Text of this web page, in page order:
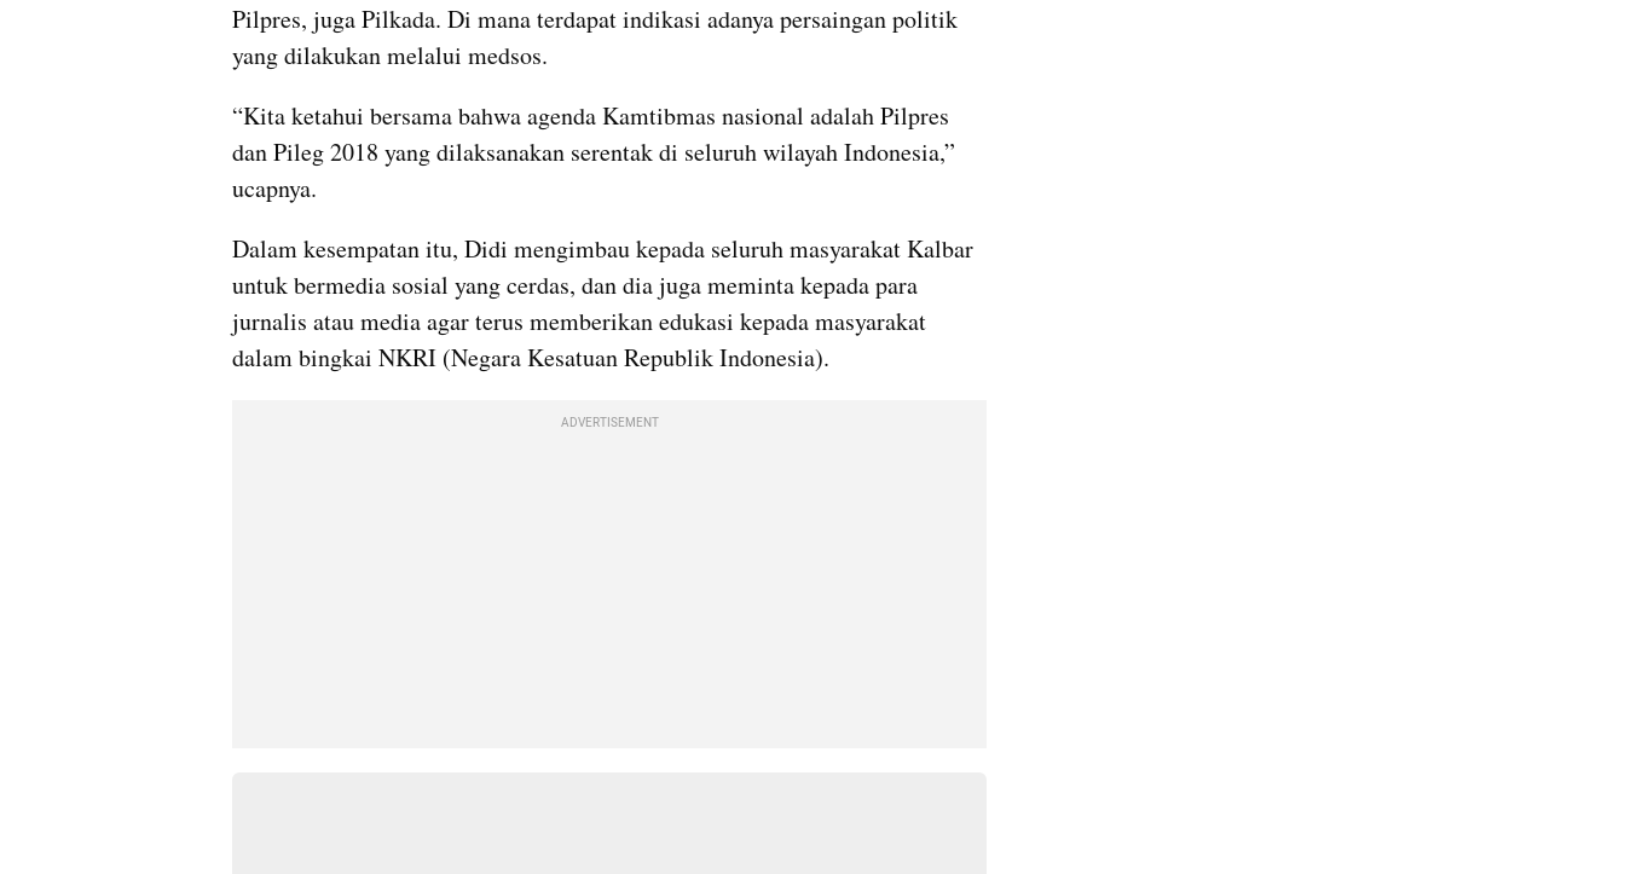
Pilpres, juga Pilkada. Di mana terdapat indikasi adanya persaingan politik
yang dilakukan melalui medsos.
“Kita ketahui bersama bahwa agenda Kamtibmas nasional adalah Pilpres
dan Pileg 2018 yang dilaksanakan serentak di seluruh wilayah Indonesia,”
ucapnya.
Dalam kesempatan itu, Didi mengimbau kepada seluruh masyarakat Kalbar
untuk bermedia sosial yang cerdas, dan dia juga meminta kepada para
jurnalis atau media agar terus memberikan edukasi kepada masyarakat
dalam bingkai NKRI (Negara Kesatuan Republik Indonesia).
ADVERTISEMENT